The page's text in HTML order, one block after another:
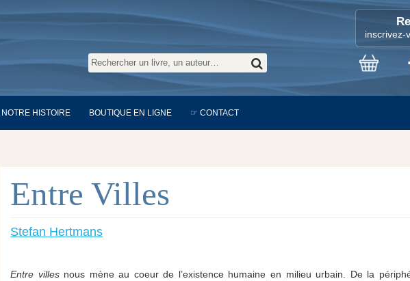
inscrivez-
NOTRE HISTOIRE BOUTIQUE EN LIGNE ☞ CONTACT
Entre Villes
Stefan Hertmans
Entre villesnous mène au coeur de l’existence humaine en milieu urbain. De la